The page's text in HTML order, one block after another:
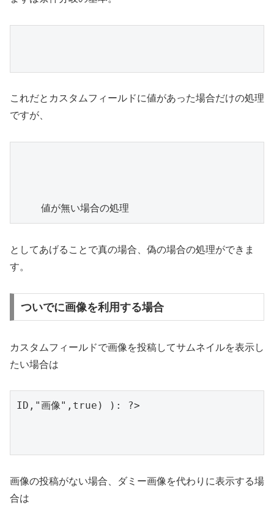
これだとカスタムフィールドに値があった場合だけの処理
ですが、
としてあげることで真の場合、偽の場合の処理ができま
す。
ついでに画像を利用する場合
カスタムフィールドで画像を投稿してサムネイルを表示し
たい場合は
画像の投稿がない場合、ダミー画像を代わりに表示する場
合は